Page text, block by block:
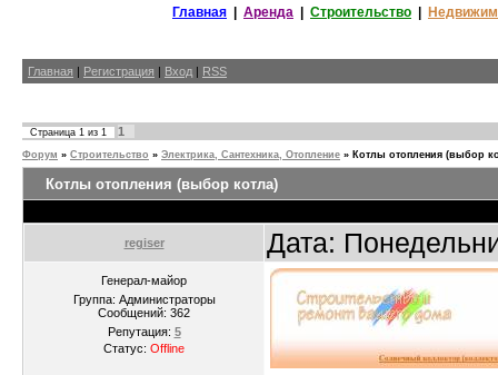
Главная Аренда Строительство
Главная Регистрация Вход RSS
Страница 1 из 1 1
Форум » Строительство » Электрика, Сантехника, Отопление » Котлы отопления (выбор
Котлы отопления (выбор котла)
regiser Дата:
Генерал-майор
Группа: Администраторы
Сообщений: 362
Репутация: 5
Статус: Offline